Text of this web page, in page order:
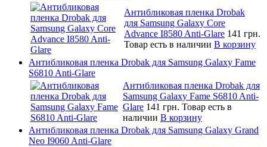
Антибликовая пленка Drobak
для Samsung Galaxy Core
Advance I8580 Anti-Glare 141 грн.
Товар есть в наличии В корзину
Антибликовая пленка Drobak для Samsung Galaxy Fame
S6810 Anti-Glare
Антибликовая пленка Drobak для
Samsung Galaxy Fame S6810 Anti-
Glare 141 грн. Товар есть в
наличии В корзину
Антибликовая пленка Drobak для Samsung Galaxy Grand
Neo I9060 Anti-Glare